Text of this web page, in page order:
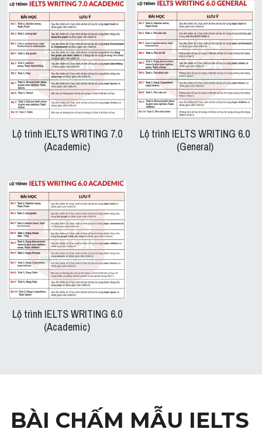
Lộ trình IELTS WRITING 7.0
(Academic)
Lộ trình IELTS WRITING 6.0
(General)
Lộ trình IELTS WRITING 6.0
(Academic)
BÀI CHẤM MẪU IELTS